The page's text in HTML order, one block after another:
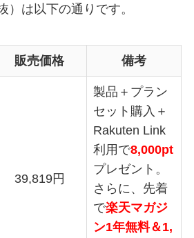
）は以下の通りです。
販売価格 備考
39,819円
製品＋プラン
セット購入＋
Rakuten Link
利用で8,000pt
プレゼント。
さらに、先着
で楽天マガジ
ン1年無料＆1,